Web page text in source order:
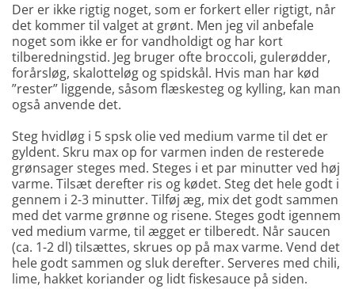
Der er ikke rigtig noget, som er forkert eller rigtigt, når
det kommer til valget at grønt. Men jeg vil anbefale
noget som ikke er for vandholdigt og har kort
tilberedningstid. Jeg bruger ofte broccoli, gulerødder,
forårsløg, skalotteløg og spidskål. Hvis man har kød
”rester” liggende, såsom flæskesteg og kylling, kan man
også anvende det.
Steg hvidløg i 5 spsk olie ved medium varme til det er
gyldent. Skru max op for varmen inden de resterede
grønsager steges med. Steges i et par minutter ved høj
varme. Tilsæt derefter ris og kødet. Steg det hele godt i
gennem i 2-3 minutter. Tilføj æg, mix det godt sammen
med det varme grønne og risene. Steges godt igennem
ved medium varme, til ægget er tilberedt. Når saucen
(ca. 1-2 dl) tilsættes, skrues op på max varme. Vend det
hele godt sammen og sluk derefter. Serveres med chili,
lime, hakket koriander og lidt fiskesauce på siden.